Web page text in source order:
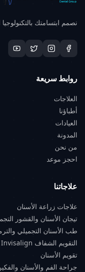
المرحلة
تقييم خطر
الطفل الموجودة.
متكرر وتغذية
فلورايد
تقويمية
في الأدوية
الوقائية التفريش
والدعم الأبوي
الخطر
تكرار
الكافي والعلاج
متى وكيف ينبغي
نصمم ابتسامتك
روابط سريعة
العلاجات
أطباؤنا
العيادات
المدونة
من نحن
احجز موعد
علاجاتنا
علاجات زراعة الأسنان
تيجان الأسنان والقشور
طب الأسنان التجميلي
التقويم الشفاف Invisalign
تقويم الأسنان
جراحة الفم والأسنان